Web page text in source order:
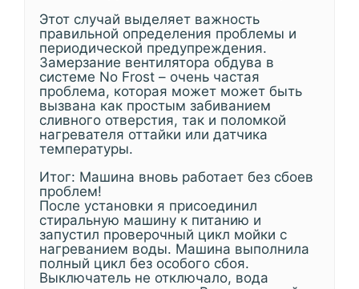
Этот случай выделяет важность
правильной определения проблемы и
периодической предупреждения.
Замерзание вентилятора обдува в
системе No Frost – очень частая
проблема, которая может может быть
вызвана как простым забиванием
сливного отверстия, так и поломкой
нагревателя оттайки или датчика
температуры.
Итог: Машина вновь работает без сбоев
проблем!
После установки я присоединил
стиральную машину к питанию и
запустил проверочный цикл мойки с
нагреванием воды. Машина выполнила
полный цикл без особого сбоя.
Выключатель не отключало, вода